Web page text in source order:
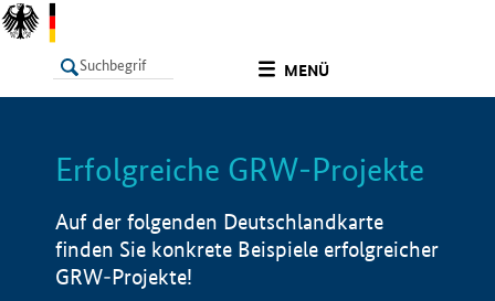
MENÜ
LISTE Info
Erfolgreiche GRW-Projekte
Auf der folgenden Deutschlandkarte
finden Sie konkrete Beispiele erfolgreicher
GRW-Projekte!